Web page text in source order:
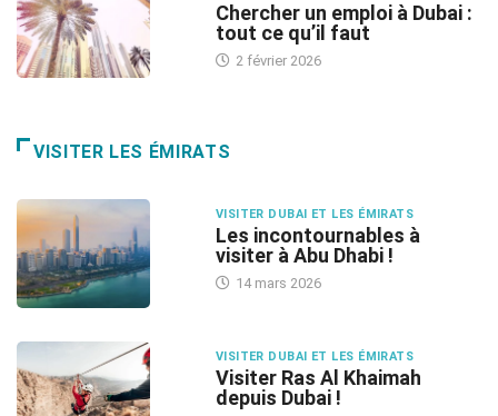
Chercher un emploi à Dubai :
tout ce qu’il faut
2 février 2026
VISITER LES ÉMIRATS
VISITER DUBAI ET LES ÉMIRATS
Les incontournables à
visiter à Abu Dhabi !
14 mars 2026
VISITER DUBAI ET LES ÉMIRATS
Visiter Ras Al Khaimah
depuis Dubai !